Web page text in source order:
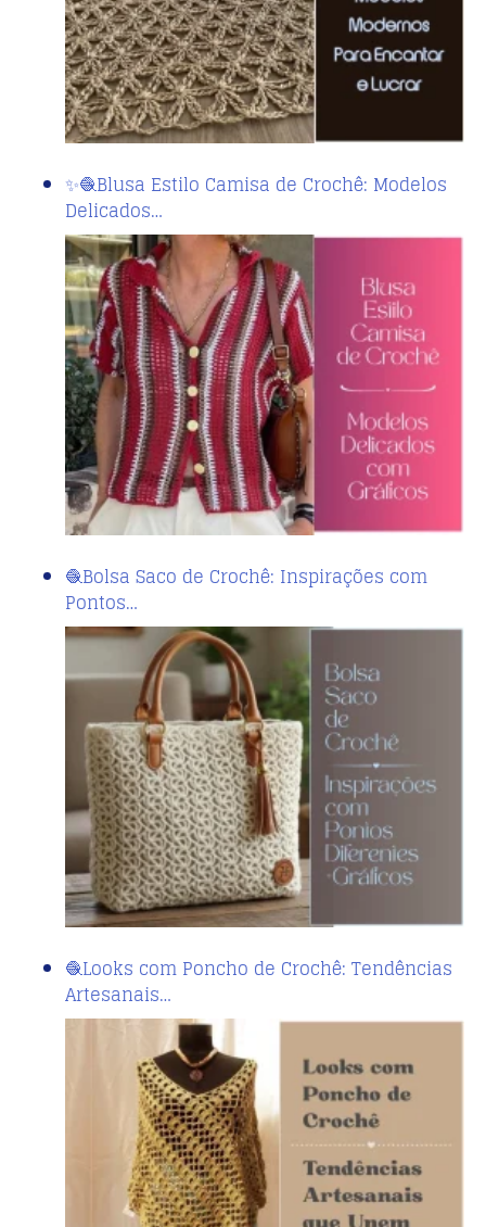
✨🧶Blusa Estilo Camisa de Crochê: Modelos
Delicados…
🧶Bolsa Saco de Crochê: Inspirações com
Pontos…
🧶Looks com Poncho de Crochê: Tendências
Artesanais…